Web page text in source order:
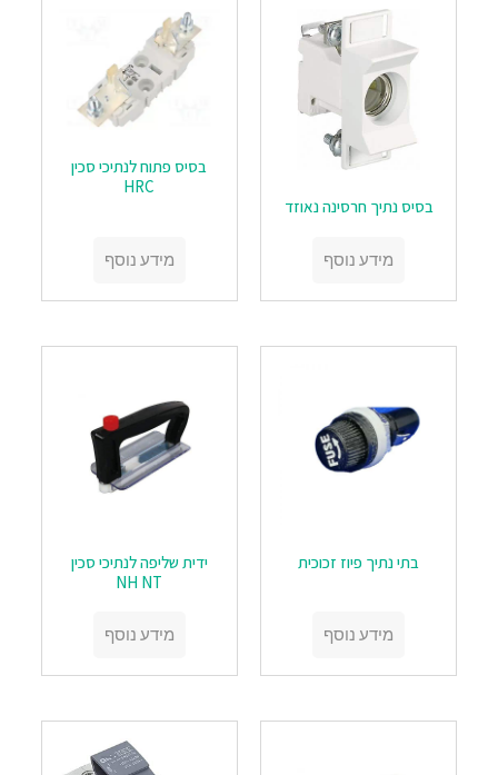
בסיס נתיך חרסינה נאוזד
מידע נוסף
בסיס פתוח לנתיכי סכין
HRC
מידע נוסף
בתי נתיך פיוז זכוכית
מידע נוסף
ידית שליפה לנתיכי סכין
NH NT
מידע נוסף